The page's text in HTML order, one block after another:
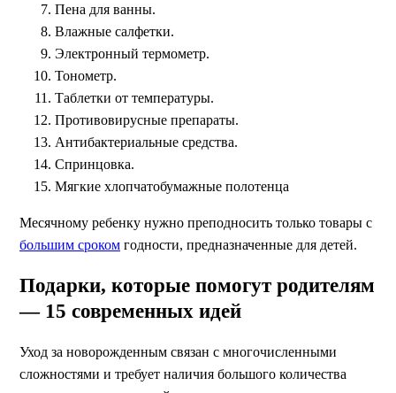
Пена для ванны.
Влажные салфетки.
Электронный термометр.
Тонометр.
Таблетки от температуры.
Противовирусные препараты.
Антибактериальные средства.
Спринцовка.
Мягкие хлопчатобумажные полотенца
Месячному ребенку нужно преподносить только товары с
большим сроком годности, предназначенные для детей.
Подарки, которые помогут родителям
— 15 современных идей
Уход за новорожденным связан с многочисленными
сложностями и требует наличия большого количества